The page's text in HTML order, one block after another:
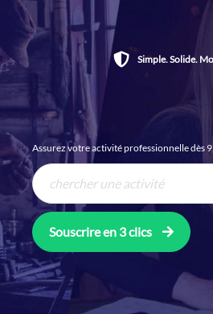
Simple. Solide.
Assurez votre activité professionnelle dès
Souscrire en 3 clics